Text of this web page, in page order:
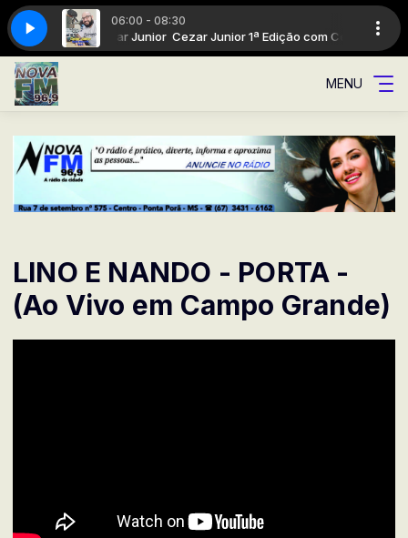
06:00 - 08:30
Edição com Cezar Junior Cezar Junior 1ª Edição com Cezar Junior
cidade A Rádio da cidade
MENU
LINO E NANDO - PORTA -
(Ao Vivo em Campo Grande)